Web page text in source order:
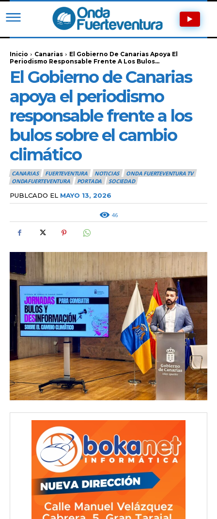
Inicio Canarias
El Gobierno De Canarias Apoya El
Periodismo Responsable Frente A Los Bulos...
El Gobierno de Canarias
apoya el periodismo
responsable frente a los
bulos sobre el cambio
climático
CANARIAS FUERTEVENTURA NOTICIAS
ONDA FUERTEVENTURA TV
ONDAFUERTEVENTURA
PORTADA SOCIEDAD
PUBLCADO EL MAYO 13, 2026
46